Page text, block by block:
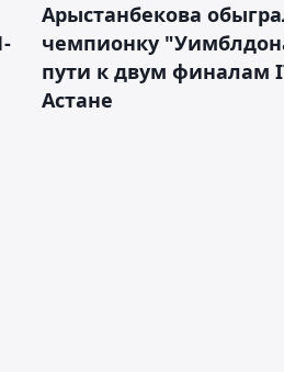
Арыстанбекова
чемпионку
пути к двум финалам
Астане